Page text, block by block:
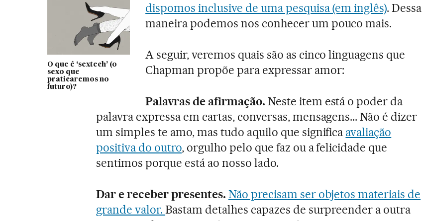
O que é ‘sextech’ (o
sexo que
praticaremos no
futuro)?
dispomos inclusive de uma pesquisa (em inglês). Dessa
maneira podemos nos conhecer um pouco mais.
A seguir, veremos quais são as cinco linguagens que
Chapman propõe para expressar amor:
Palavras de afirmação. Neste item está o poder da
palavra expressa em cartas, conversas, mensagens... Não é dizer
um simples te amo, mas tudo aquilo que significa avaliação
positiva do outro, orgulho pelo que faz ou a felicidade que
sentimos porque está ao nosso lado.
Dar e receber presentes. Não precisam ser objetos materiais de
grande valor.Bastam detalhes capazes de surpreender a outra